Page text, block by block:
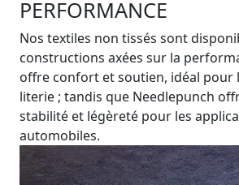
PERFORMANCE
Nos textiles non tissés sont
constructions axées sur la
offre confort et soutien, idéal pour
literie ; tandis que Needlepunch
stabilité et légèreté pour les
automobiles.